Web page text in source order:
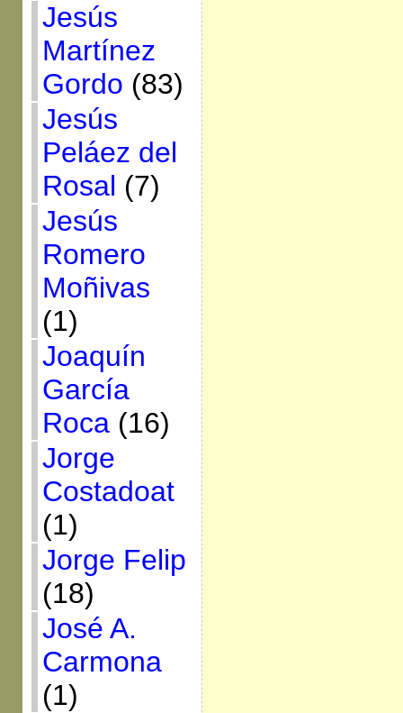
Jesús
Martínez
Gordo (83)
Jesús
Peláez del
Rosal (7)
Jesús
Romero
Moñivas
(1)
Joaquín
García
Roca(16)
Jorge
Costadoat
(1)
Jorge Felip
(18)
José A.
Carmona
(1)